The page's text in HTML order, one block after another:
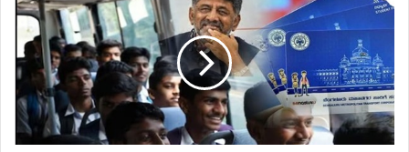
ಗಮನಕ್ಕೆ:
ಉಚಿತ
ಬಸ್
ಪಾಸ್
ಅರ್ಜಿ
ಸಲ್ಲಿಕೆ
ಆರಂಭ*